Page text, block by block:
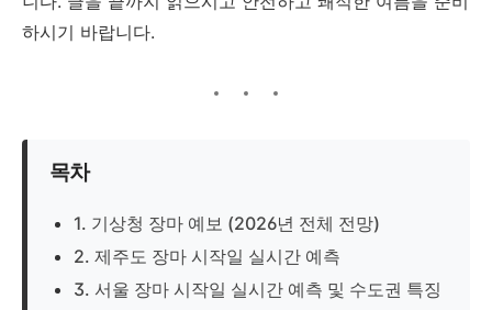
하시기 바랍니다.
목차
1. 기상청 장마 예보 (2026년 전체 전망)
2. 제주도 장마 시작일 실시간 예측
3. 서울 장마 시작일 실시간 예측 및 수도권 특징